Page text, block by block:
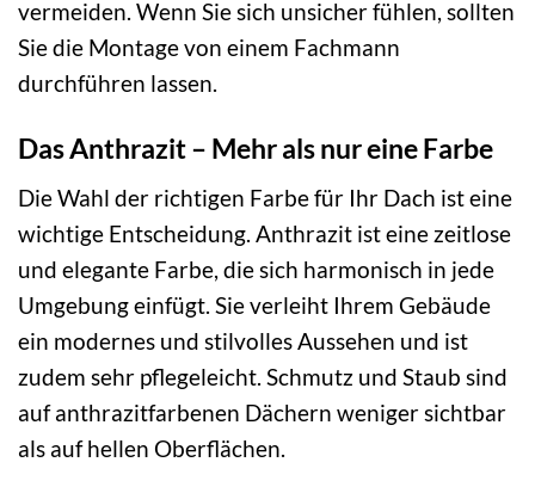
vermeiden. Wenn Sie sich unsicher fühlen, sollten
Sie die Montage von einem Fachmann
durchführen lassen.
Das Anthrazit – Mehr als nur eine Farbe
Die Wahl der richtigen Farbe für Ihr Dach ist eine
wichtige Entscheidung. Anthrazit ist eine zeitlose
und elegante Farbe, die sich harmonisch in jede
Umgebung einfügt. Sie verleiht Ihrem Gebäude
ein modernes und stilvolles Aussehen und ist
zudem sehr pflegeleicht. Schmutz und Staub sind
auf anthrazitfarbenen Dächern weniger sichtbar
als auf hellen Oberflächen.